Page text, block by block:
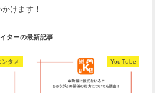
けます！
ンタメ YouTube